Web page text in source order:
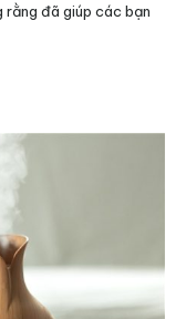
đã giúp các bạn